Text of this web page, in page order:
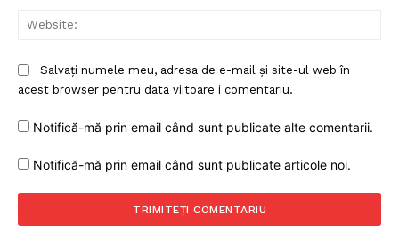
Salvați numele meu, adresa de e-mail și site-ul web în
acest browser pentru data viitoare i comentariu.
Notifică-mă prin email când sunt publicate alte comentarii.
Notifică-mă prin email când sunt publicate articole noi.